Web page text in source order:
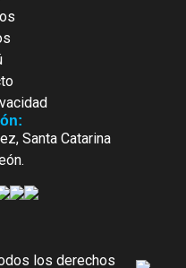
Santa Catarina
los derechos